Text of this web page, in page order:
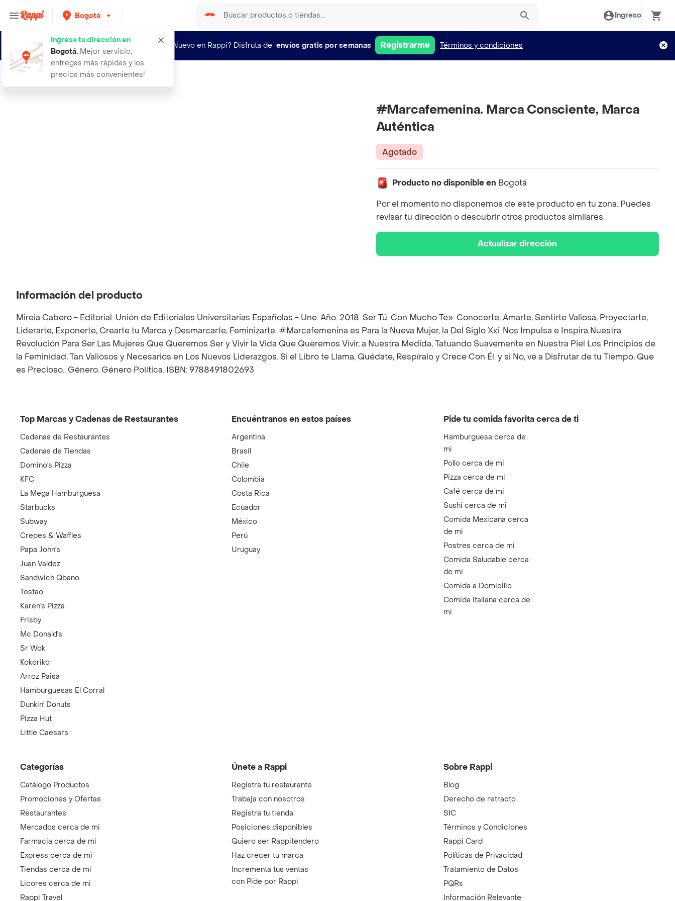
Bogotá
Ingresa tu dirección en
Bogotá. Mejor servicio,
entregas más rápidas y los
precios más convenientes!
Ingreso
¿Nuevo en Rappi? Disfruta de envíos gratis por semanas Registrarme Términos y condiciones
marcafemenina marca consciente marc
#Marcafemenina. Marca Consciente, Marca
Auténtica
Agotado
Producto no disponible en Bogotá
Por el momento no disponemos de este producto en tu zona. Puedes
revisar tu dirección o descubrir otros productos similares.
Actualizar dirección
Información del producto
Mireia Cabero - Editorial: Unión de Editoriales Universitarias Españolas - Une. Año: 2018. Ser Tú. Con Mucho Te»: Conocerte, Amarte, Sentirte Valiosa, Proyectarte,
Liderarte, Exponerte, Crearte tu Marca y Desmarcarte, Feminizarte. #Marcafemenina es Para la Nueva Mujer, la Del Siglo Xxi. Nos Impulsa e Inspira Nuestra
Revolución Para Ser Las Mujeres Que Queremos Ser y Vivir la Vida Que Queremos Vivir, a Nuestra Medida, Tatuando Suavemente en Nuestra Piel Los Principios de
la Feminidad, Tan Valiosos y Necesarios en Los Nuevos Liderazgos. Si el Libro te Llama, Quédate, Respíralo y Crece Con Él. y si No, ve a Disfrutar de tu Tiempo, Que
es Precioso.. Género. Género Política. ISBN: 9788491802693
Top Marcas y Cadenas de Restaurantes
Cadenas de Restaurantes
Cadenas de Tiendas
Domino's Pizza
KFC
La Mega Hamburguesa
Starbucks
Subway
Crepes & Waffles
Papa John's
Juan Valdez
Sandwich Qbano
Tostao
Karen's Pizza
Frisby
Mc Donald's
Sr Wok
Kokoriko
Arroz Paisa
Hamburguesas El Corral
Dunkin' Donuts
Pizza Hut
Little Caesars
Encuéntranos en estos países
Argentina
Brasil
Chile
Colombia
Costa Rica
Ecuador
México
Perú
Uruguay
Pide tu comida favorita cerca de ti
Hamburguesa cerca de
mi
Pollo cerca de mi
Pizza cerca de mi
Café cerca de mi
Sushi cerca de mi
Comida Mexicana cerca
de mi
Postres cerca de mi
Comida Saludable cerca
de mi
Comida a Domicilio
Comida Italiana cerca de
mi
Categorías
Catálogo Productos
Promociones y Ofertas
Restaurantes
Mercados cerca de mi
Farmacia cerca de mi
Express cerca de mi
Tiendas cerca de mi
Licores cerca de mi
Rappi Travel
Únete a Rappi
Registra tu restaurante
Trabaja con nosotros
Registra tu tienda
Posiciones disponibles
Quiero ser Rappitendero
Haz crecer tu marca
Incrementa tus ventas
con Pide por Rappi
Sobre Rappi
Blog
Derecho de retracto
SIC
Términos y Condiciones
Rappi Card
Políticas de Privacidad
Tratamiento de Datos
PQRs
Información Relevante